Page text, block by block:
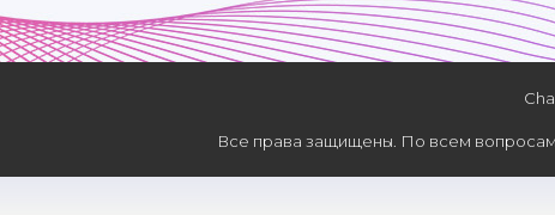
Все права защищены. По всем